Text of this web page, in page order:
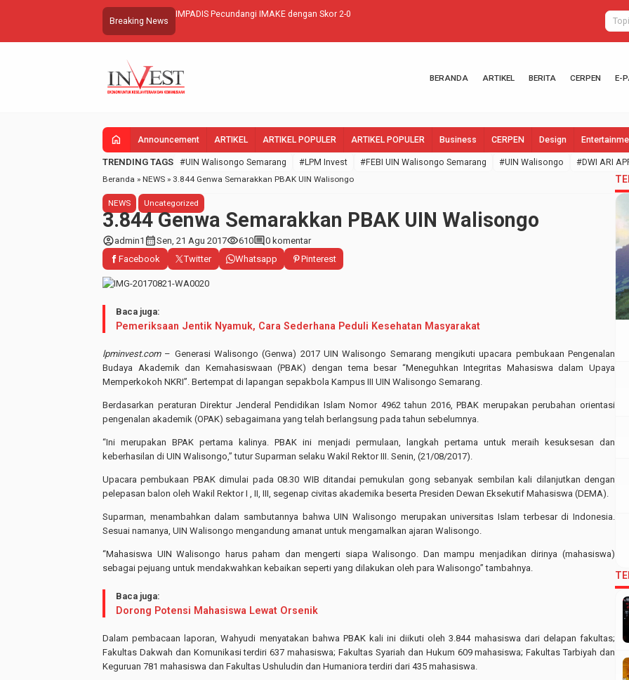
Breaking News
Tidak Masuk Akal IMPADIS Pecundangi IMAKE dengan Skor 2-0 Peranan
BERANDA ARTIKEL BERITA CERPEN E-
home Announcement ARTIKEL ARTIKEL POPULER ARTIKEL POPULER Business CERPEN Design
TRENDING TAGS #UIN Walisongo Semarang #LPM Invest #FEBI UIN Walisongo Semarang #UIN Walisongo #DWI ARI
Beranda » NEWS » 3.844 Genwa Semarakkan PBAK UIN Walisongo
NEWS Uncategorized
3.844 Genwa Semarakkan PBAK UIN Walisongo
account_circleadmin1 calendar_monthSen, 21 Agu 2017visibility610comment0 komentar
Facebook
Twitter Whatsapp Pinterest
Baca juga:
Pemeriksaan Jentik Nyamuk, Cara Sederhana Peduli Kesehatan Masyarakat
lpminvest.com– Generasi Walisongo (Genwa) 2017 UIN Walisongo Semarang mengikuti upacara pembukaan Pengenalan
Budaya Akademik dan Kemahasiswaan (PBAK) dengan tema besar “Meneguhkan Integritas Mahasiswa dalam Upaya
Memperkokoh NKRI”. Bertempat di lapangan sepakbola Kampus III UIN Walisongo Semarang.
Berdasarkan peraturan Direktur Jenderal Pendidikan Islam Nomor 4962 tahun 2016, PBAK merupakan perubahan orientasi
pengenalan akademik (OPAK) sebagaimana yang telah berlangsung pada tahun sebelumnya.
“Ini merupakan BPAK pertama kalinya. PBAK ini menjadi permulaan, langkah pertama untuk meraih kesuksesan dan
keberhasilan di UIN Walisongo,” tutur Suparman selaku Wakil Rektor III. Senin, (21/08/2017).
Upacara pembukaan PBAK dimulai pada 08.30 WIB ditandai pemukulan gong sebanyak sembilan kali dilanjutkan dengan
pelepasan balon oleh Wakil Rektor I , II, III, segenap civitas akademika beserta Presiden Dewan Eksekutif Mahasiswa (DEMA).
Suparman, menambahkan dalam sambutannya bahwa UIN Walisongo merupakan universitas Islam terbesar di Indonesia.
Sesuai namanya, UIN Walisongo mengandung amanat untuk mengamalkan ajaran Walisongo.
“Mahasiswa UIN Walisongo harus paham dan mengerti siapa Walisongo. Dan mampu menjadikan dirinya (mahasiswa)
sebagai pejuang untuk mendakwahkan kebaikan seperti yang dilakukan oleh para Walisongo” tambahnya.
Baca juga:
Dorong Potensi Mahasiswa Lewat Orsenik
Dalam pembacaan laporan, Wahyudi menyatakan bahwa PBAK kali ini diikuti oleh 3.844 mahasiswa dari delapan fakultas;
Fakultas Dakwah dan Komunikasi terdiri 637 mahasiswa; Fakultas Syariah dan Hukum 609 mahasiswa; Fakultas Tarbiyah dan
Keguruan 781 mahasiswa dan Fakultas Ushuludin dan Humaniora terdiri dari 435 mahasiswa.